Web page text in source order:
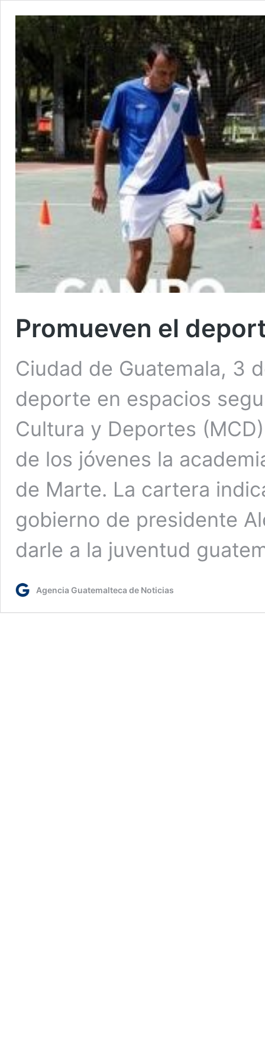
Promueven el
Ciudad de Guatemala, 3
deporte en espacios
Cultura y Deportes
de los jóvenes la
de Marte. La cartera
gobierno de presidente
darle a la juventud
Agencia Guatemalteca de Noticias